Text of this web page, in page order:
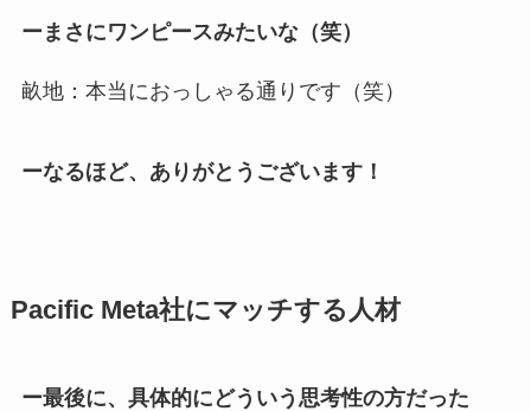
ーまさにワンピースみたいな（笑）
畝地：本当におっしゃる通りです（笑）
ーなるほど、ありがとうございます！
Pacific Meta社にマッチする人材
ー最後に、具体的にどういう思考性の方だった